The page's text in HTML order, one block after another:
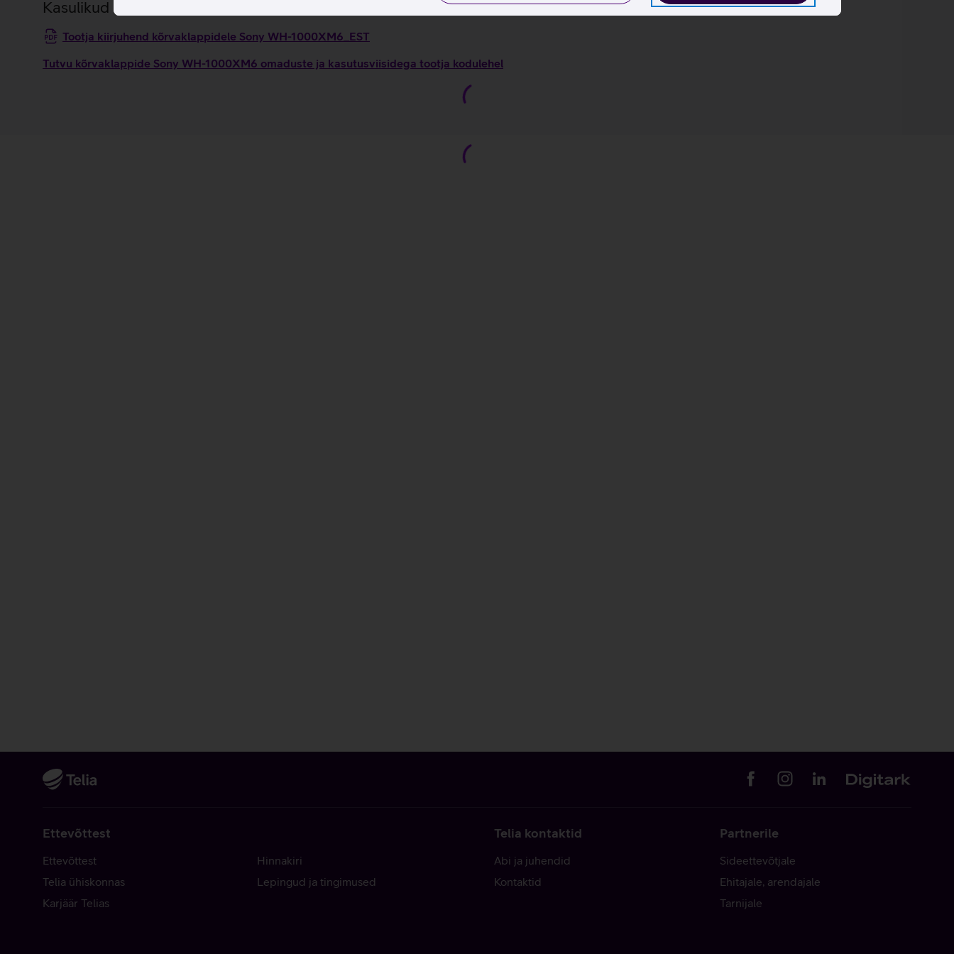
Kasulikud lingid
Tootja kiirjuhend kõrvaklappidele Sony WH-1000XM6_EST
Tutvu kõrvaklappide Sony WH-1000XM6 omaduste ja kasutusviisidega tootja kodulehel
Ettevõttest
Ettevõttest
Telia ühiskonnas
Karjäär Telias
Hinnakiri
Lepingud ja tingimused
Telia kontaktid
Abi ja juhendid
Kontaktid
Partnerile
Sideettevõtjale
Ehitajale, arendajale
Tarnijale